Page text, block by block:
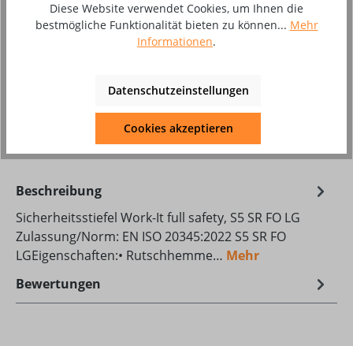
Produkt Anzahl: Gib den gewünschten
In den Warenkorb
8010981
Beschreibung
Sicherheitsstiefel Work-It full safety, S5 SR FO LG
Zulassung/Norm: EN ISO 20345:2022 S5 SR FO
LGEigenschaften:• Rutschhemme… Mehr
Bewertungen
Diese Website verwendet Cookies, um Ihnen die
bestmögliche Funktionalität bieten zu können... Mehr
Informationen.
Datenschutzeinstellungen
Cookies akzeptieren